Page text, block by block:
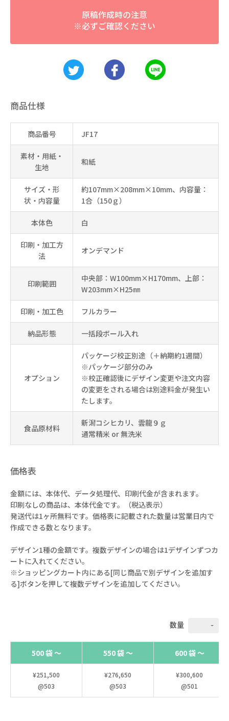
原稿作成時の注意
※必ずご確認ください
商品仕様
商品番号 JF17
素材・用紙・
生地
和紙
サイズ・形
状・内容量
約107mm×208mm×10mm、内容量：
1合（150ｇ）
本体色 白
印刷・加工方
法
オンデマンド
印刷範囲
中央部：W100mm×H170mm、上部：
W203mm×H25㎜
印刷・加工色 フルカラー
納品形態 一括段ボール入れ
オプション
パッケージ校正別途（＋納期約1週間）
※パッケージ部分のみ
※校正確認後にデザイン変更や注文内容
の変更をされる場合は別途料金が発生い
たします。
食品原材料
新潟コシヒカリ、雲龍９ｇ
通常精米 or 無洗米
価格表
金額には、本体代、データ処理代、印刷代金が含まれます。
印刷なしの商品は、本体代金です。（税込表示）
発送代は1ヶ所無料です。価格表に記載された数量は営業日内で
作成できる数となります。
デザイン1種の金額です。複数デザインの場合は1デザインずつカ
ートに入れてください。
※ショッピングカート内にある[同じ商品で別デザインを追加す
る]ボタンを押して複数デザインを追加してください。
数量
500 袋 ～ 550 袋 ～ 600 袋 ～
¥251,500
@503
¥276,650
@503
¥300,600
@501